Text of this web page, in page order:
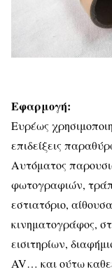
Εφαρμογή:
Ευρέως
επιδείξεις
Αυτόματος
φωτογραφιών,
εστιατόριο,
κινηματογράφος,
εισιτηρίων,
AV… και ούτω